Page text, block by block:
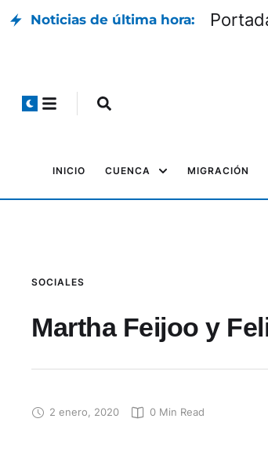
Noticias de última hora:
INICIO CUENCA MIGRACIÓN
SOCIALES
Martha Feijoo y
2 enero, 2020 0 Min Read